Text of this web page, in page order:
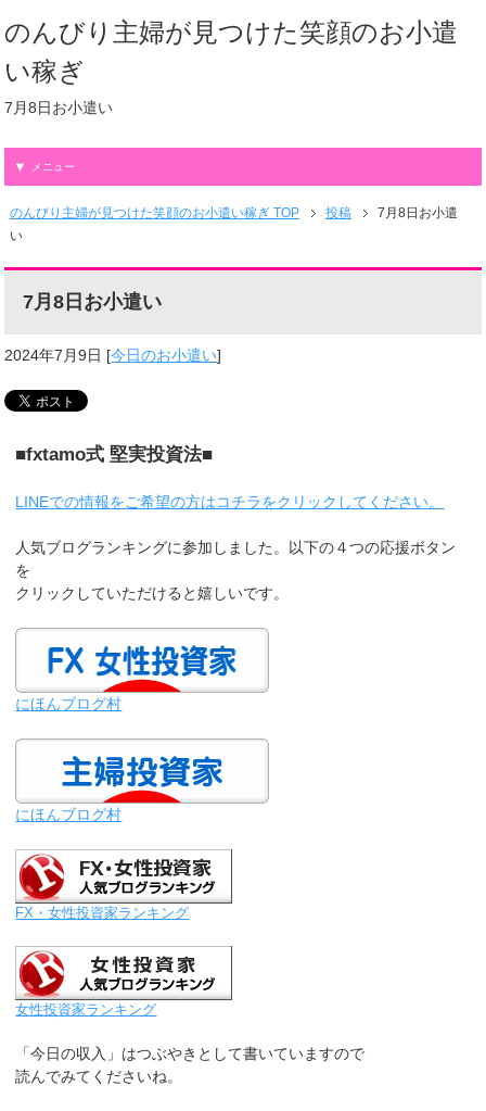
のんびり主婦が見つけた笑顔のお小遣
い稼ぎ
7月8日お小遣い
メニュー
のんびり主婦が見つけた笑顔のお小遣い稼ぎ TOP 投稿
7月8日お小遣
い
7月8日お小遣い
2024年7月9日 [今日のお小遣い]
■fxtamo式 堅実投資法■
LINEでの情報をご希望の方はコチラをクリックしてください。
人気ブログランキングに参加しました。以下の４つの応援ボタン
を
クリックしていただけると嬉しいです。
にほんブログ村
にほんブログ村
FX・女性投資家ランキング
女性投資家ランキング
「今日の収入」はつぶやきとして書いていますので
読んでみてくださいね。